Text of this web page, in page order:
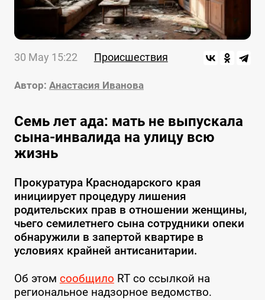
30 May 15:22 Происшествия
Автор: Анастасия Иванова
Семь лет ада: мать не выпускала
сына-инвалида на улицу всю
жизнь
Прокуратура Краснодарского края
инициирует процедуру лишения
родительских прав в отношении женщины,
чьего семилетнего сына сотрудники опеки
обнаружили в запертой квартире в
условиях крайней антисанитарии.
Об этом сообщило RT со ссылкой на
региональное надзорное ведомство.